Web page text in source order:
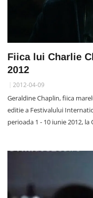
Fiica lui Charlie
2012
2012-04-09
Geraldine Chaplin, fiica
editie a Festivalului
perioada 1 - 10 iunie 2012, la